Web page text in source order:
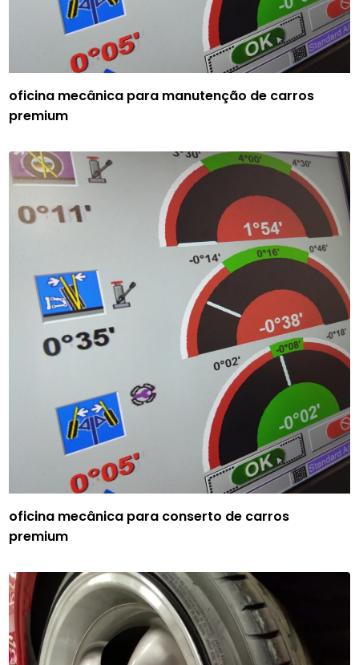
oficina mecânica para manutenção de carros
premium
oficina mecânica para conserto de carros
premium